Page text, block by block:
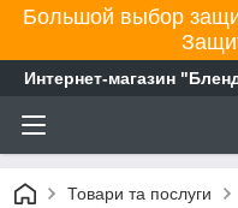
Большой выбор
Интернет-магазин
Товари та послуги